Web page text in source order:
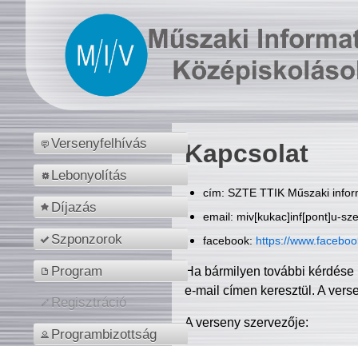
Versenyfelhívás
Lebonyolítás
Díjazás
Szponzorok
Program
Regisztráció
Programbizottság
Kapcsolat
cím: SZTE TTIK Műszaki
email: miv[kukac]inf[pont]u-
facebook: https://
Ha bármilyen további
e-mail címen keresztül. A
A verseny szervezője: